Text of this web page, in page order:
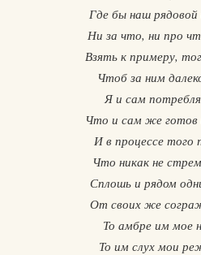
Где бы наш
Ни за что, ни про
Взять к примеру,
Чтоб за ним
Я и сам
Что и сам же готов
И в процессе того
Что никак не
Сплошь и рядом
От своих же
То амбре им мое
То им слух мои